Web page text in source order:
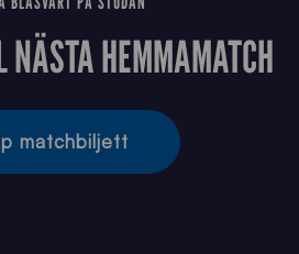
NÄSTA HEMMAMATCH
matchbiljett